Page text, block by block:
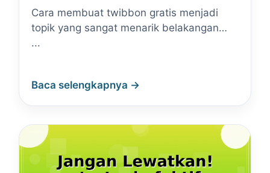
Cara membuat twibbon gratis menjadi
topik yang sangat menarik belakangan…
...
Baca selengkapnya →